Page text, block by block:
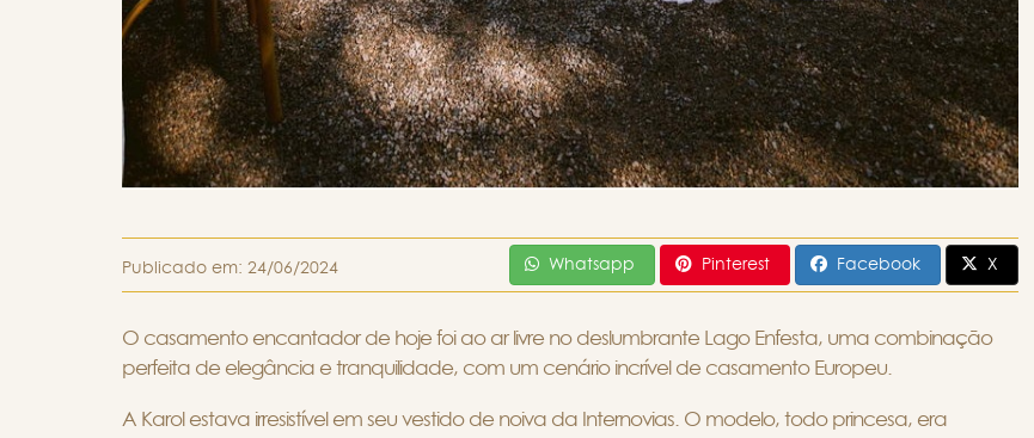
Publicado em: 24/06/2024 Whatsapp Pinterest Facebook X
O casamento encantador de hoje foi ao ar livre no deslumbrante Lago Enfesta, uma combinação
perfeita de elegância e tranquilidade, com um cenário incrível de casamento Europeu.
A Karol estava irresistível em seu vestido de noiva da Internovias. O modelo, todo princesa, era